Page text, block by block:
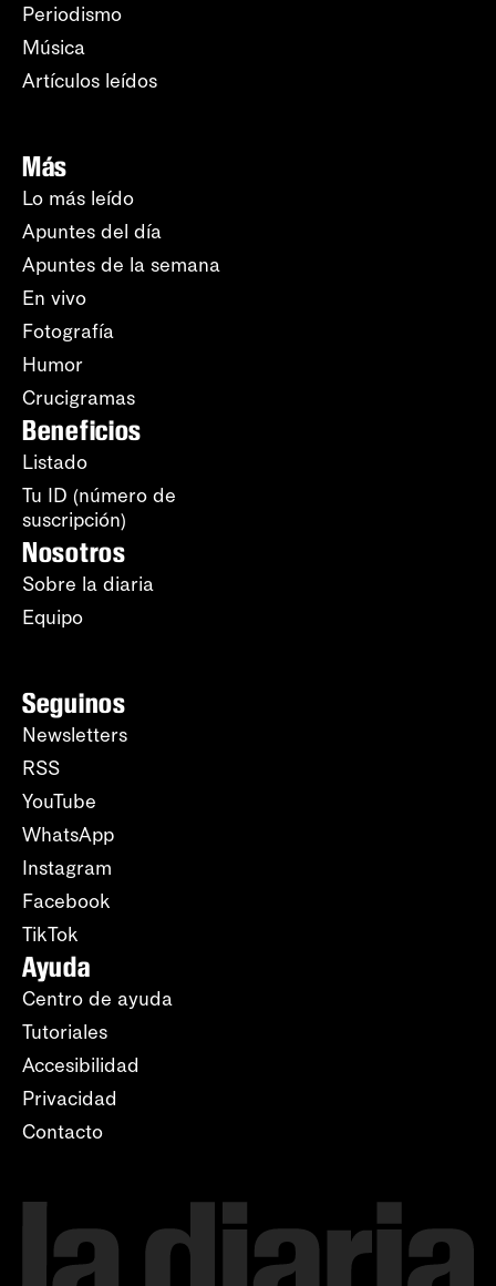
Periodismo
Música
Artículos leídos
Más
Lo más leído
Apuntes del día
Apuntes de la semana
En vivo
Fotografía
Humor
Crucigramas
Beneficios
Listado
Tu ID (número de
suscripción)
Nosotros
Sobre la diaria
Equipo
Seguinos
Newsletters
RSS
YouTube
WhatsApp
Instagram
Facebook
TikTok
Ayuda
Centro de ayuda
Tutoriales
Accesibilidad
Privacidad
Contacto